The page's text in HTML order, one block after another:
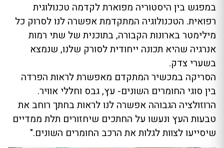
במפגש בין היסטוריה מפוארת לקדמה טכנולוגית
רפואית. הטכנולוגיה המתקדמת אפשרה לנו לסרוק כל
מילימטר בארונות הקבורה, בתוכנית של שתי רמות
אנרגיה שהיא תכונה ייחודית לסורק שלנו, שנמצא
בשערי צדק.
הסריקה במכשיר המתקדם מאפשרת לראות הפרדה
בין סוגי החומרים השונים- עץ, גבס וחללי אוויר.
הרוזולציה הגבוהה אפשרה לנו לראות בחתך רוחב את
טבעות העץ ונעשו על החתכים שיחזורים תלת ממדיים
שיסייעו לצוות לגלות את הרכב החומרים השונים."